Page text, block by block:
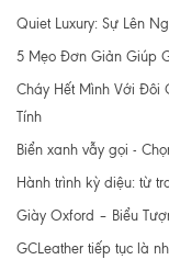
Quiet Luxury: Sự Lên
5 Mẹo Đơn Giản Giúp
Cháy Hết Mình Với Đôi
Tính
Biển xanh vẫy gọi -
Hành trình kỳ diệu: từ
Giày Oxford – Biểu
GCLeather tiếp tục là